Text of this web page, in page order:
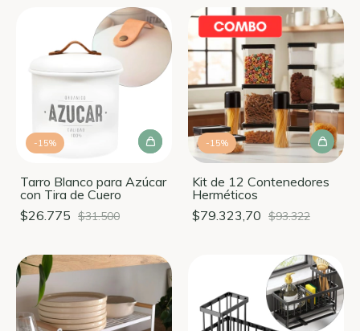
-15%
Tarro Blanco para Azúcar
con Tira de Cuero
$26.775 $31.500
-15%
Kit de 12 Contenedores
Herméticos
$79.323,70 $93.322